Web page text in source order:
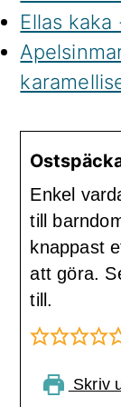
Ellas
Enkel
till
knappast
att göra.
till.
Skriv